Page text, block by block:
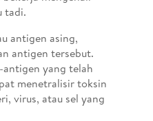
tadi.
antigen asing,
antigen tersebut.
yang telah
menetralisir toksin
virus, atau sel yang